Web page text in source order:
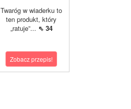
Twaróg w wiaderku to
ten produkt, który
„ratuje”... ⇖ 34
Zobacz przepis!